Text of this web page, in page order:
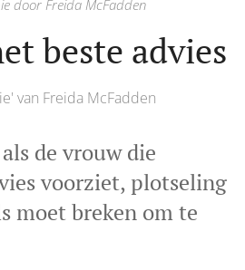
door Freida McFadden
beste advies
van Freida McFadden
de vrouw die
voorziet, plotseling
moet breken om te